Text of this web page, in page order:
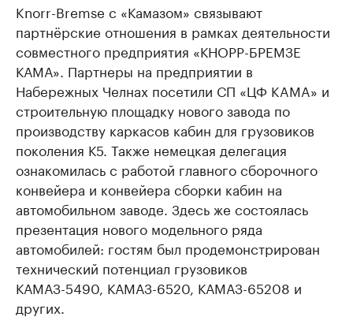
Knorr-Bremse с «Камазом» связывают
партнёрские отношения в рамках деятельности
совместного предприятия «КНОРР-БРЕМЗЕ
КАМА». Партнеры на предприятии в
Набережных Челнах посетили СП «ЦФ KAMA» и
строительную площадку нового завода по
производству каркасов кабин для грузовиков
поколения К5. Также немецкая делегация
ознакомилась с работой главного сборочного
конвейера и конвейера сборки кабин на
автомобильном заводе. Здесь же состоялась
презентация нового модельного ряда
автомобилей: гостям был продемонстрирован
технический потенциал грузовиков
КАМАЗ-5490, КАМАЗ-6520, КАМАЗ-65208 и
других.